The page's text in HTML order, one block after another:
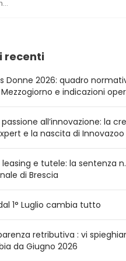
recenti
Donne 2026: quadro
e indicazioni
all’innovazione: la
e la nascita di Innovazoo
e tutele: la sentenza
di Brescia
1° Luglio cambia tutto
retributiva : vi
da Giugno 2026